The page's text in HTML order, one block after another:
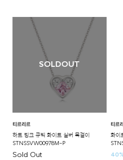
SOLDOUT
티르리르
하트 핑크 큐빅 화이트 실버 목걸이
STNSSVW00978M-P
Sold Out
티르리르
화이
40%